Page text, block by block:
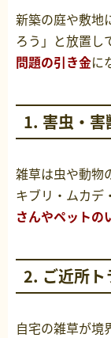
新築の庭や敷地
ろう」と放置し
問題の引き金に
1. 害虫・害
雑草は虫や動物
キブリ・ムカデ
さんやペットの
2. ご近所ト
自宅の雑草が境